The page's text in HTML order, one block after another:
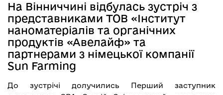
На Вінниччині відбулась зустріч з
представниками ТОВ «Інститут
наноматеріалів та органічних
продуктів «Авелайф» та
партнерами з німецької компанії
Sun Farming
До зустрічі долучились Перший заступник